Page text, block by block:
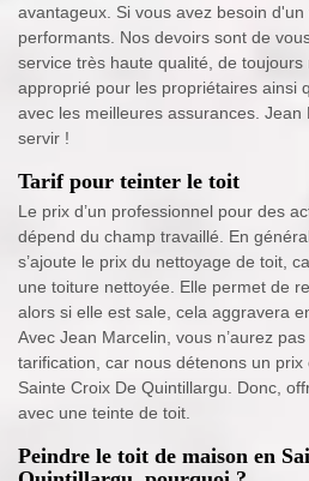
avantageux. Si vous avez besoin
performants. Nos devoirs sont de
service très haute qualité, de toujours
approprié pour les propriétaires ainsi
avec les meilleures assurances.
servir !
Tarif pour teinter le toit
Le prix d’un professionnel pour des
dépend du champ travaillé. En
s’ajoute le prix du nettoyage de toit,
une toiture nettoyée. Elle permet de
alors si elle est sale, cela aggravera
Avec Jean Marcelin, vous n’aurez
tarification, car nous détenons un
Sainte Croix De Quintillargu. Donc,
avec une teinte de toit.
Peindre le toit de maison en